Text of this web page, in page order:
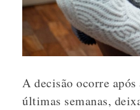
A decisão ocorre
últimas semanas,